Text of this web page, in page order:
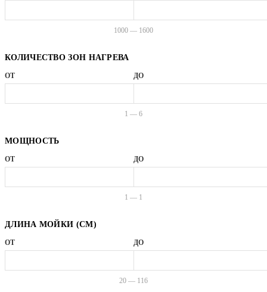
1000 — 1600
КОЛИЧЕСТВО ЗОН НАГРЕВА
ОТ ДО
1 — 6
МОЩНОСТЬ
ОТ ДО
1 — 1
ДЛИНА МОЙКИ (СМ)
ОТ ДО
20 — 116